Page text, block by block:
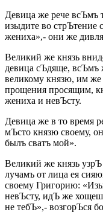
Девица же рече всЪмъ
изыдите во стрЪтение
жениха»,- они же
Великий же князь
девица сЪдяще,
великому князю, им
прощения просящим,
жениха и невЪсту.
Девица же в то время
мЪсто князю своему,
былъ сватъ мой».
Великий же князь
лучамъ от лица ея
своему Григорию:
невЪсту, идЪ же
не тебЪ»,- возгорЪся